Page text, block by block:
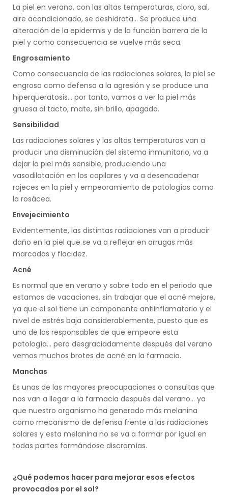
La piel en verano, con las altas temperaturas, cloro, sal,
aire acondicionado, se deshidrata... Se produce una
alteración de la epidermis y de la función barrera de la
piel y como consecuencia se vuelve más seca.
Engrosamiento
Como consecuencia de las radiaciones solares, la piel se
engrosa como defensa a la agresión y se produce una
hiperqueratosis... por tanto, vamos a ver la piel más
gruesa al tacto, mate, sin brillo, apagada.
Sensibilidad
Las radiaciones solares y las altas temperaturas van a
producir una disminución del sistema inmunitario, va a
dejar la piel más sensible, produciendo una
vasodilatación en los capilares y va a desencadenar
rojeces en la piel y empeoramiento de patologías como
la rosácea.
Envejecimiento
Evidentemente, las distintas radiaciones van a producir
daño en la piel que se va a reflejar en arrugas más
marcadas y flacidez.
Acné
Es normal que en verano y sobre todo en el periodo que
estamos de vacaciones, sin trabajar que el acné mejore,
ya que el sol tiene un componente antiinflamatorio y el
nivel de estrés baja considerablemente, puesto que es
uno de los responsables de que empeore esta
patología... pero desgraciadamente después del verano
vemos muchos brotes de acné en la farmacia.
Manchas
Es unas de las mayores preocupaciones o consultas que
nos van a llegar a la farmacia después del verano... ya
que nuestro organismo ha generado más melanina
como mecanismo de defensa frente a las radiaciones
solares y esta melanina no se va a formar por igual en
todas partes formándose discromías.
¿Qué podemos hacer para mejorar esos efectos
provocados por el sol?